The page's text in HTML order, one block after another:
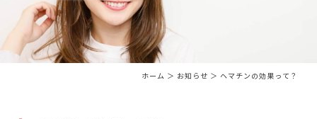
ホーム ＞ お知らせ ＞ ヘマチンの効果って？